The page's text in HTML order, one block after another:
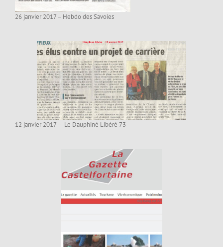
26 janvier 2017 – Hebdo des Savoies
12 janvier 2017 – Le Dauphiné Libéré 73